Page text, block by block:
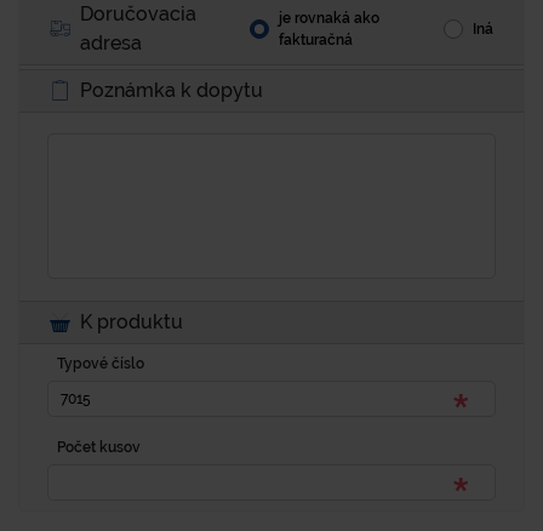
Doručovacia
adresa
je rovnaká ako
fakturačná
Iná
Poznámka k dopytu
K produktu
Typové číslo
Počet kusov